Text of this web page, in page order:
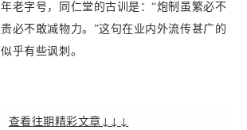
老字号，同仁堂的古训是：“炮制虽繁必不
必不敢减物力。”这句在业内外流传甚广的
乎有些讽刺。
查看往期精彩文章↓↓↓